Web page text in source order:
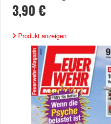
3,90 €
Produkt anzeigen